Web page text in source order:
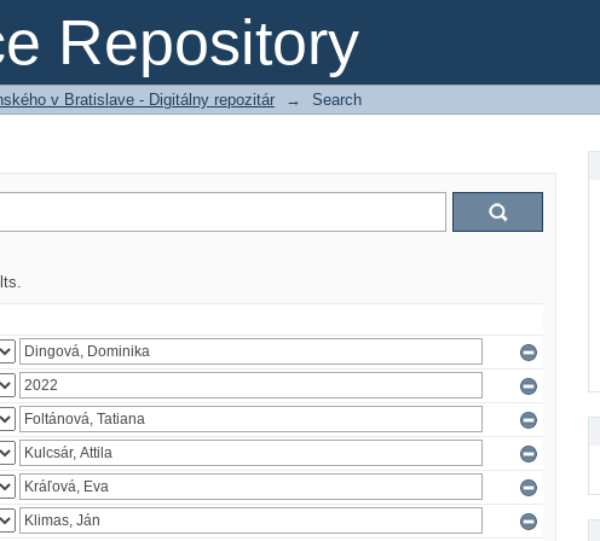
Repository
v Bratislave - Digitálny repozitár → Search